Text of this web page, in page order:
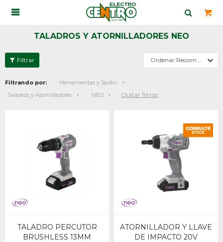

TALADROS Y ATORNILLADORES NEO
Recomendados
Filtrando por:
Herramientas y Jardín
Taladros y Atornilladores
NEO Quitar filtros
TALADRO PERCUTOR
BRUSHLESS 13MM
ATORNILLADOR Y LLAVE
DE IMPACTO 20V